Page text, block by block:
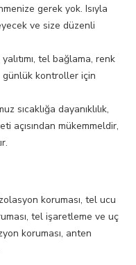
gerek yok. Isıyla
ve size düzenli
tel bağlama, renk
günlük kontroller için
sıcaklığa dayanıklılık,
açısından mükemmeldir,
koruması, tel ucu
tel işaretleme ve uç
koruması, anten